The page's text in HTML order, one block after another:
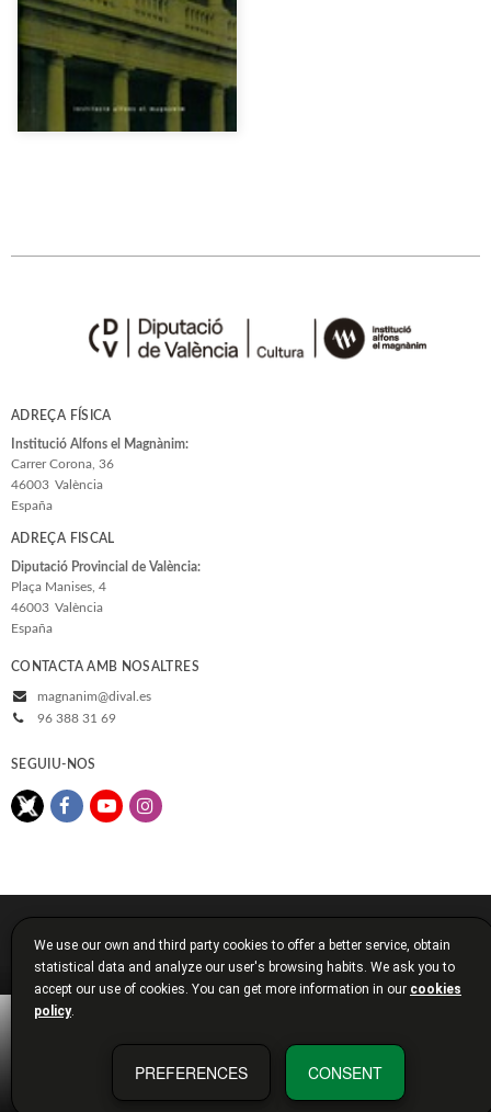
ADREÇA FÍSICA
Institució Alfons el Magnànim:
Carrer Corona, 36
46003 València
España
ADREÇA FISCAL
Diputació Provincial de València:
Plaça Manises, 4
46003 València
España
CONTACTA AMB NOSALTRES
magnanim@dival.es
96 388 31 69
SEGUIU-NOS
Política de cookies
Política de privacitat
Diputació de València
We use our own and third party cookies to offer a better service, obtain
statistical data and analyze our user's browsing habits. We ask you to
accept our use of cookies. You can get more information in our cookies
policy.
PREFERENCES CONSENT